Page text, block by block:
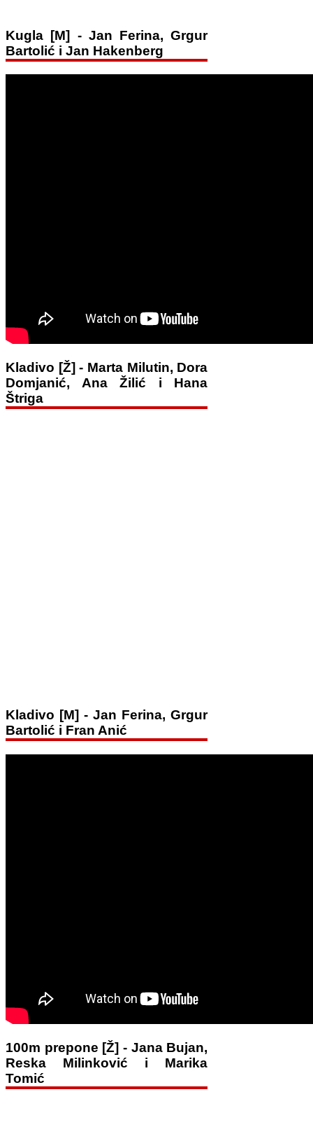
Kugla [M] - Jan Ferina, Grgur
Bartolić i Jan Hakenberg
Kladivo [Ž] - Marta Milutin, Dora
Domjanić, Ana Žilić i Hana
Štriga
Kladivo [M] - Jan Ferina, Grgur
Bartolić i Fran Anić
100m prepone [Ž] - Jana Bujan,
Reska Milinković i Marika
Tomić